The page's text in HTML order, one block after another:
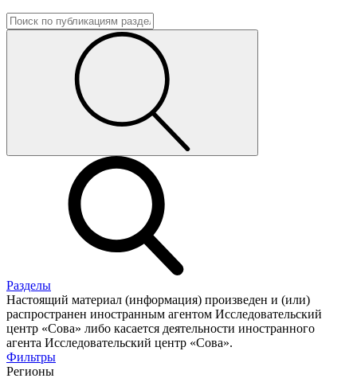
Разделы
Настоящий материал (информация) произведен и (или)
распространен иностранным агентом Исследовательский
центр «Сова» либо касается деятельности иностранного
агента Исследовательский центр «Сова».
Фильтры
Регионы